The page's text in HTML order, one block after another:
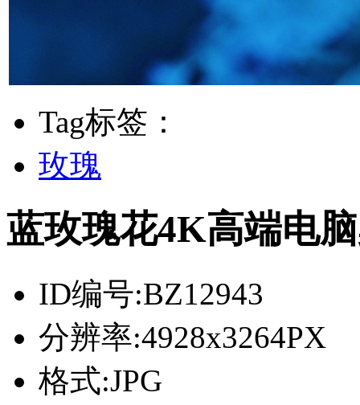
Tag标签：
玫瑰
蓝玫瑰花4K高端电
ID编号:BZ12943
分辨率:4928x3264PX
格式:JPG